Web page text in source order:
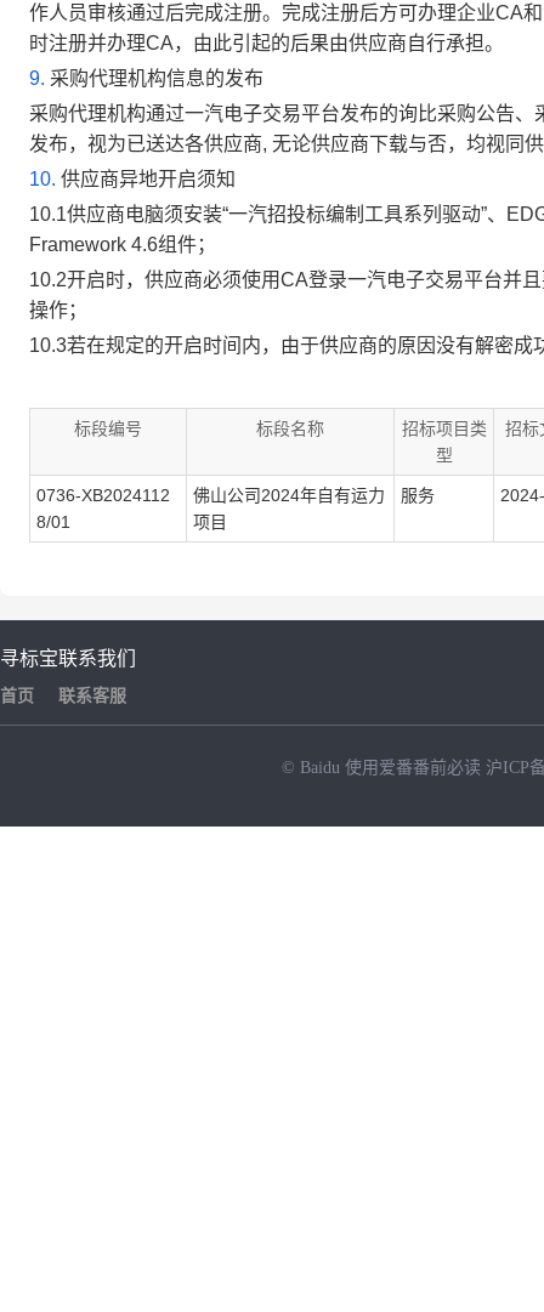
作人员审核通过后完成注册。完成注册后方可办理企业CA
时注册并办理CA，由此引起的后果由供应商自行承担。
9. 采购代理机构信息的发布
采购代理机构通过一汽电子交易平台发布的询比采购公告
发布，视为已送达各供应商, 无论供应商下载与否，均视同
10. 供应商异地开启须知
10.1供应商电脑须安装“一汽招投标编制工具系列驱动”、
Framework 4.6组件；
10.2开启时，供应商必须使用CA登录一汽电子交易平台并
操作；
10.3若在规定的开启时间内，由于供应商的原因没有解密
标段编号 标段名称
招标项目类
型
招标
0736-XB2024112
8/01
佛山公司2024年自有运力
项目
服务
寻标宝
首页
联系我们
联系客服
© Baidu 使用爱番番前必读 沪ICP